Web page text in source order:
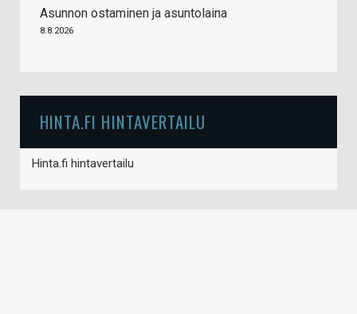
Asunnon ostaminen ja asuntolaina
8.8.2026
HINTA.FI HINTAVERTAILU
Hinta.fi hintavertailu